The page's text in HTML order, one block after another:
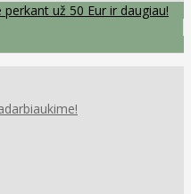
už 50 Eur ir daugiau!